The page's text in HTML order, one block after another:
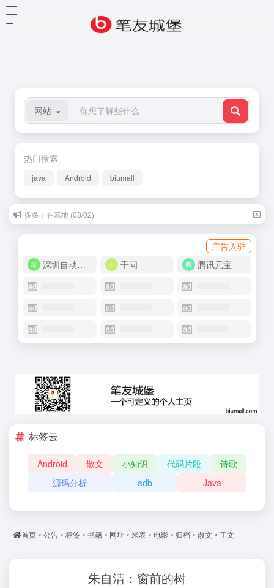
网站
热门搜索
java Android biumall
莫言：陪女儿高考 (06/25)
广告入驻
深圳自动化商城
千问 腾讯元宝
标签云
Android 散文 小知识 代码片段
诗歌
源码分析
adb Java
首页 • 公告 • 标签 • 书籍 • 网址 • 米表 • 电影 • 归档 • 散文 • 正文
朱自清：窗前的树